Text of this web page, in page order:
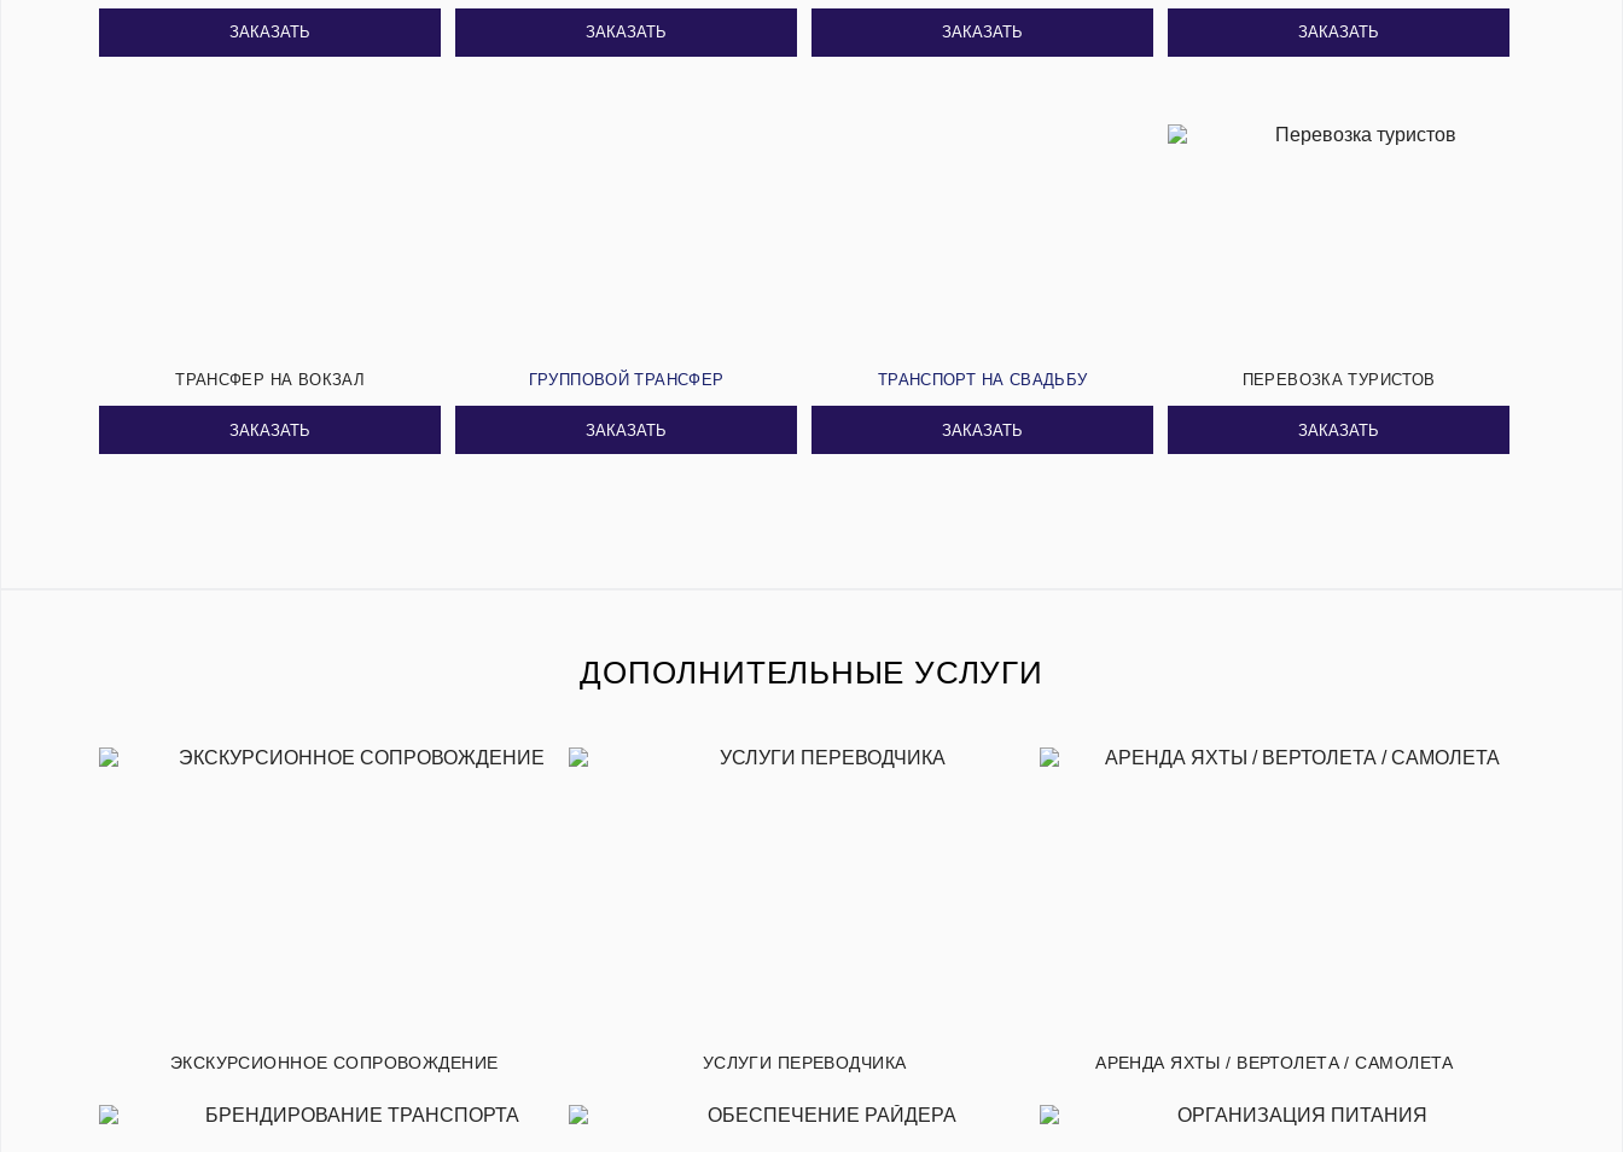
ЗАКАЗАТЬ ЗАКАЗАТЬ ЗАКАЗАТЬ ЗАКАЗАТЬ
ТРАНСФЕР НА ВОКЗАЛ
ЗАКАЗАТЬ
ГРУППОВОЙ ТРАНСФЕР
ЗАКАЗАТЬ
ТРАНСПОРТ НА СВАДЬБУ
ЗАКАЗАТЬ
ПЕРЕВОЗКА ТУРИСТОВ
ЗАКАЗАТЬ
ДОПОЛНИТЕЛЬНЫЕ УСЛУГИ
ЭКСКУРСИОННОЕ СОПРОВОЖДЕНИЕ УСЛУГИ ПЕРЕВОДЧИКА АРЕНДА ЯХТЫ / ВЕРТОЛЕТА / САМОЛЕТА